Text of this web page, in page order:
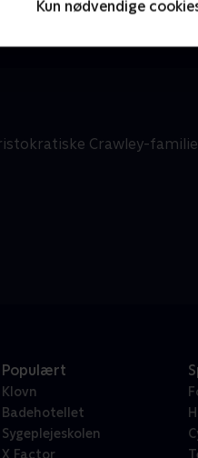
Kun nødvendige
Crawley-
Populært
Klovn
Badehotellet
Sygeplejeskolen
X Factor